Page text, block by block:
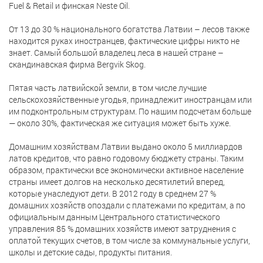
Fuel & Retail и финская Neste Oil.
От 13 до 30 % национального богатства Латвии – лесов также
находится руках иностранцев, фактические цифры никто не
знает. Самый большой владелец леса в нашей стране –
скандинавская фирма Bergvik Skog.
Пятая часть латвийской земли, в том числе лучшие
сельскохозяйственные угодья, принадлежит иностранцам или
им подконтрольным структурам. По нашим подсчетам больше
— около 30%, фактическая же ситуация может быть хуже.
Домашним хозяйствам Латвии выдано около 5 миллиардов
латов кредитов, что равно годовому бюджету страны. Таким
образом, практически все экономически активное население
страны имеет долгов на несколько десятилетий вперед,
которые унаследуют дети. В 2012 году в среднем 27 %
домашних хозяйств опоздали с платежами по кредитам, а по
официальным данным Центрального статистического
управления 85 % домашних хозяйств имеют затруднения с
оплатой текущих счетов, в том числе за коммунальные услуги,
школы и детские сады, продукты питания.